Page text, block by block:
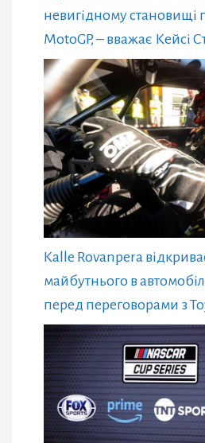
невигідному становищі
MotoGP, – вважає Кейсі
Kalle Rovanpera
майбутнього в
перед переговорами з